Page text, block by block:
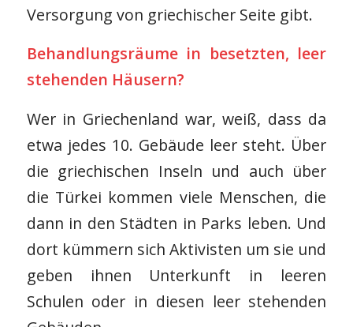
Versorgung von griechischer Seite gibt.
Behandlungsräume in besetzten, leer
stehenden Häusern?
Wer in Griechenland war, weiß, dass da
etwa jedes 10. Gebäude leer steht. Über
die griechischen Inseln und auch über
die Türkei kommen viele Menschen, die
dann in den Städten in Parks leben. Und
dort kümmern sich Aktivisten um sie und
geben ihnen Unterkunft in leeren
Schulen oder in diesen leer stehenden